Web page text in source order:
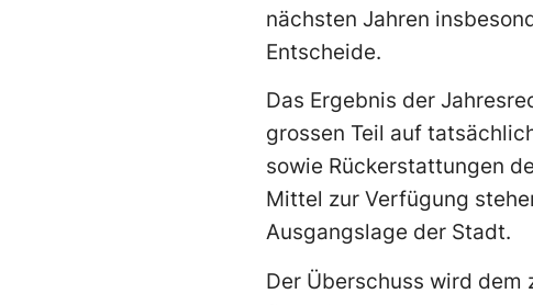
nächsten Jahren
Entscheide.
Das Ergebnis der
grossen Teil auf
sowie Rückerstattungen
Mittel zur Verfügung
Ausgangslage der Stadt.
Der Überschuss wird